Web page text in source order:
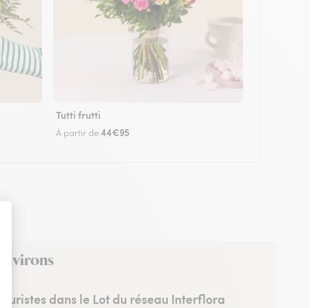
Tutti frutti
À partir de44€95
dans le Lot du réseau Interflora